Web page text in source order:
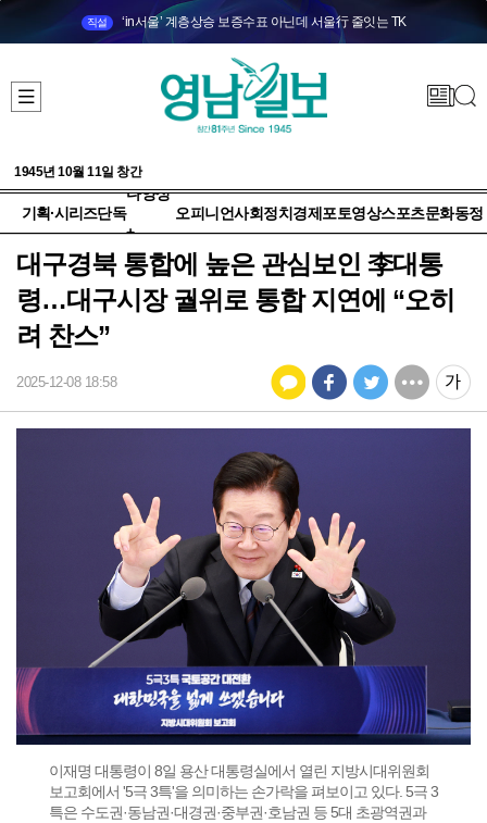
직설 ‘in서울’ 계층상승 보증수표 아닌데 서울行 줄잇는 TK
1945년 10월 11일 창간
기획·시리즈단독
다양성
+
오피니언사회정치 경제 포토영상스포츠문화동정
대구경북 통합에 높은 관심보인 李대통
령…대구시장 궐위로 통합 지연에 “오히
려 찬스”
2025-12-08 18:58
이재명 대통령이 8일 용산 대통령실에서 열린 지방시대위원회
보고회에서 '5극 3특'을 의미하는 손가락을 펴보이고 있다. 5극 3
특은 수도권·동남권·대경권·중부권·호남권 등 5대 초광역권과